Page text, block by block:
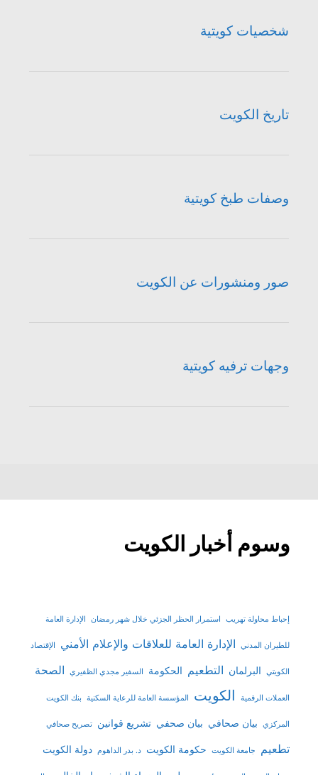
شخصيات كويتية
تاريخ الكويت
وصفات طبخ كويتية
صور ومنشورات عن الكويت
وجهات ترفيه كويتية
وسوم أخبار الكويت
إحباط محاولة تهريب استمرار الحظر الجزئي خلال شهر رمضان الإدارة العامة
للطيران المدني الإدارة العامة للعلاقات والإعلام الأمني الإقتصاد
الكويتي البرلمان التطعيم الحكومة السفير مجدي الظفيري الصحة
العملات الرقمية الكويت المؤسسة العامة للرعاية السكنية بنك الكويت
المركزي بيان صحافي بيان صحفي تشريع قوانين تصريح صحافي
تطعيم جامعة الكويت حكومة الكويت د. بدر الداهوم دولة الكويت